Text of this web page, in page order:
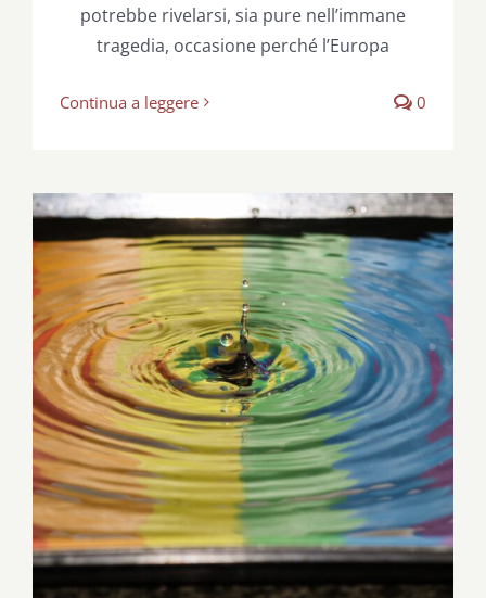
potrebbe rivelarsi, sia pure nell’immane
tragedia, occasione perché l’Europa
Continua a leggere 0
In piedi, costruttori di pace!